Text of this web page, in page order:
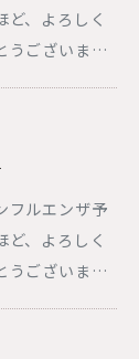
、よろしく
うございま…
フルエンザ予
、よろしく
うございま…